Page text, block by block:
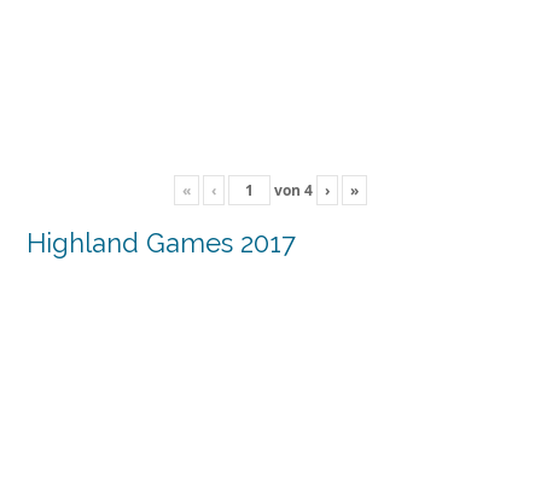
« ‹ von 4 › »
Highland Games 2017